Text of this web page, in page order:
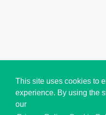
This site uses cookies to
experience. By using the
our